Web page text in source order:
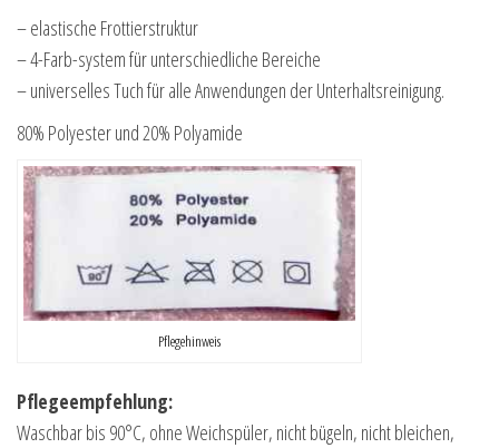
– elastische Frottierstruktur
– 4-Farb-system für unterschiedliche Bereiche
– universelles Tuch für alle Anwendungen der Unterhaltsreinigung.
80% Polyester und 20% Polyamide
Pflegehinweis
Pflegeempfehlung:
Waschbar bis 90°C, ohne Weichspüler, nicht bügeln, nicht bleichen,